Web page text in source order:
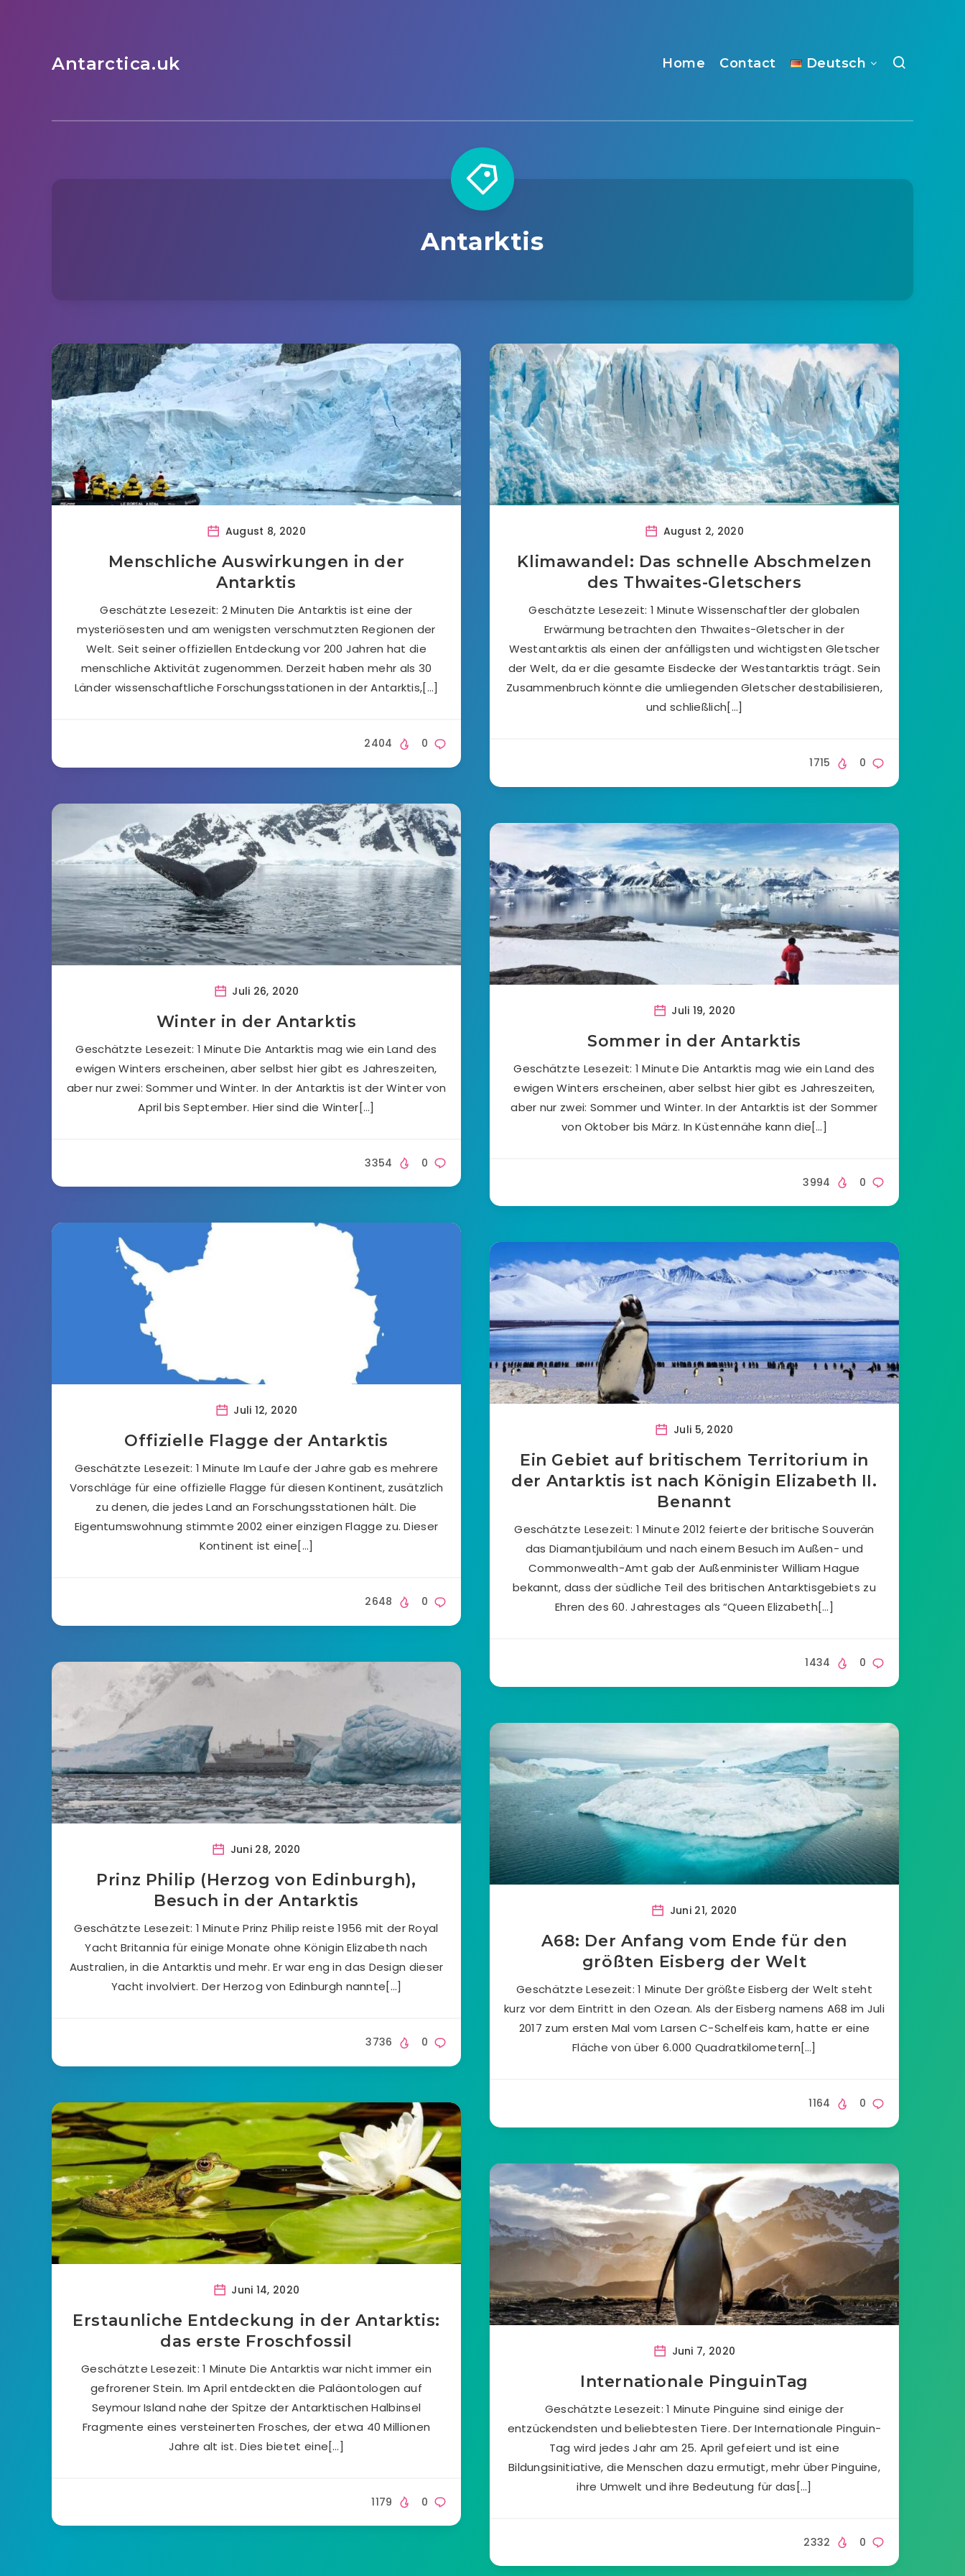
Antarctica.uk Home Contact Deutsch
Antarktis
August 8, 2020
Menschliche Auswirkungen in der
Antarktis
Geschätzte Lesezeit: 2 Minuten Die Antarktis ist eine der
mysteriösesten und am wenigsten verschmutzten Regionen der
Welt. Seit seiner offiziellen Entdeckung vor 200 Jahren hat die
menschliche Aktivität zugenommen. Derzeit haben mehr als 30
Länder wissenschaftliche Forschungsstationen in der Antarktis,[…]
0
2404
August 2, 2020
Klimawandel: Das schnelle Abschmelzen
des Thwaites-Gletschers
Geschätzte Lesezeit: 1 Minute Wissenschaftler der globalen
Erwärmung betrachten den Thwaites-Gletscher in der
Westantarktis als einen der anfälligsten und wichtigsten Gletscher
der Welt, da er die gesamte Eisdecke der Westantarktis trägt. Sein
Zusammenbruch könnte die umliegenden Gletscher destabilisieren,
und schließlich[…]
0
1715
Juli 26, 2020
Winter in der Antarktis
Geschätzte Lesezeit: 1 Minute Die Antarktis mag wie ein Land des
ewigen Winters erscheinen, aber selbst hier gibt es Jahreszeiten,
aber nur zwei: Sommer und Winter. In der Antarktis ist der Winter von
April bis September. Hier sind die Winter[…]
0
3354
Juli 19, 2020
Sommer in der Antarktis
Geschätzte Lesezeit: 1 Minute Die Antarktis mag wie ein Land des
ewigen Winters erscheinen, aber selbst hier gibt es Jahreszeiten,
aber nur zwei: Sommer und Winter. In der Antarktis ist der Sommer
von Oktober bis März. In Küstennähe kann die[…]
0
3994
Juli 12, 2020
Offizielle Flagge der Antarktis
Geschätzte Lesezeit: 1 Minute Im Laufe der Jahre gab es mehrere
Vorschläge für eine offizielle Flagge für diesen Kontinent, zusätzlich
zu denen, die jedes Land an Forschungsstationen hält. Die
Eigentumswohnung stimmte 2002 einer einzigen Flagge zu. Dieser
Kontinent ist eine[…]
0
2648
Juli 5, 2020
Ein Gebiet auf britischem Territorium in
der Antarktis ist nach Königin Elizabeth II.
Benannt
Geschätzte Lesezeit: 1 Minute 2012 feierte der britische Souverän
das Diamantjubiläum und nach einem Besuch im Außen- und
Commonwealth-Amt gab der Außenminister William Hague
bekannt, dass der südliche Teil des britischen Antarktisgebiets zu
Ehren des 60. Jahrestages als “Queen Elizabeth[…]
0
1434
Juni 28, 2020
Prinz Philip (Herzog von Edinburgh),
Besuch in der Antarktis
Geschätzte Lesezeit: 1 Minute Prinz Philip reiste 1956 mit der Royal
Yacht Britannia für einige Monate ohne Königin Elizabeth nach
Australien, in die Antarktis und mehr. Er war eng in das Design dieser
Yacht involviert. Der Herzog von Edinburgh nannte[…]
0
3736
Juni 21, 2020
A68: Der Anfang vom Ende für den
größten Eisberg der Welt
Geschätzte Lesezeit: 1 Minute Der größte Eisberg der Welt steht
kurz vor dem Eintritt in den Ozean. Als der Eisberg namens A68 im Juli
2017 zum ersten Mal vom Larsen C-Schelfeis kam, hatte er eine
Fläche von über 6.000 Quadratkilometern[…]
0
1164
Juni 14, 2020
Erstaunliche Entdeckung in der Antarktis:
das erste Froschfossil
Geschätzte Lesezeit: 1 Minute Die Antarktis war nicht immer ein
gefrorener Stein. Im April entdeckten die Paläontologen auf
Seymour Island nahe der Spitze der Antarktischen Halbinsel
Fragmente eines versteinerten Frosches, der etwa 40 Millionen
Jahre alt ist. Dies bietet eine[…]
0
1179
Juni 7, 2020
Internationale PinguinTag
Geschätzte Lesezeit: 1 Minute Pinguine sind einige der
entzückendsten und beliebtesten Tiere. Der Internationale Pinguin-
Tag wird jedes Jahr am 25. April gefeiert und ist eine
Bildungsinitiative, die Menschen dazu ermutigt, mehr über Pinguine,
ihre Umwelt und ihre Bedeutung für das[…]
0
2332